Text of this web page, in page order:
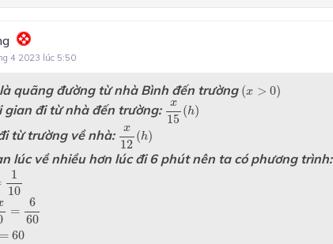
4 2023 lúc 5:50
là quãng đường từ nhà Bình đến trường (x > 0)
( >0 )
gian đi từ nhà đến trường:
x
15
(h)
x15(h )
từ trường về nhà: x
12
(h)
x12
lúc về nhiều hơn lúc đi 6 phút nên ta có phương trình:
1
10
10
=
6
60
50= 6
= 60